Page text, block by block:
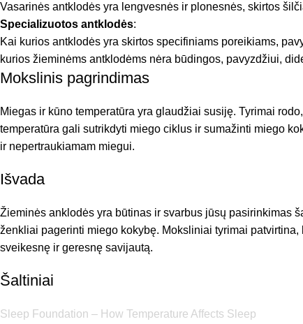
Vasarinės antklodės yra lengvesnės ir plonesnės, skirtos
Specializuotos antklodės:
Kai kurios antklodės yra skirtos specifiniams poreikiams,
kurios žieminėms antklodėms nėra būdingos, pavyzdžiui,
Mokslinis pagrindimas
Miegas ir kūno temperatūra yra glaudžiai susiję. Tyrimai
temperatūra gali sutrikdyti miego ciklus ir sumažinti miego
ir nepertraukiamam miegui.
Išvada
Žieminės anklodės yra būtinas ir svarbus jūsų pasirinkimas
ženkliai pagerinti miego kokybę. Moksliniai tyrimai
sveikesnę ir geresnę savijautą.
Šaltiniai
Sleep Foundation – How Temperature Affects Sleep